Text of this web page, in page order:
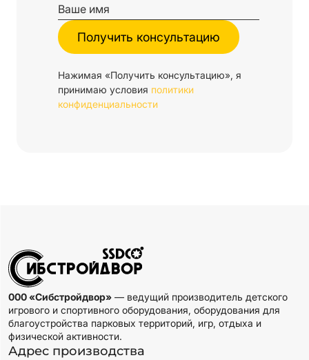
Нажимая «Получить консультацию», я
принимаю условия политики
конфиденциальности
000 «Сибстройдвор» — ведущий производитель детского
игрового и спортивного оборудования, оборудования для
благоустройства парковых территорий, игр, отдыха и
физической активности.
Адрес производства